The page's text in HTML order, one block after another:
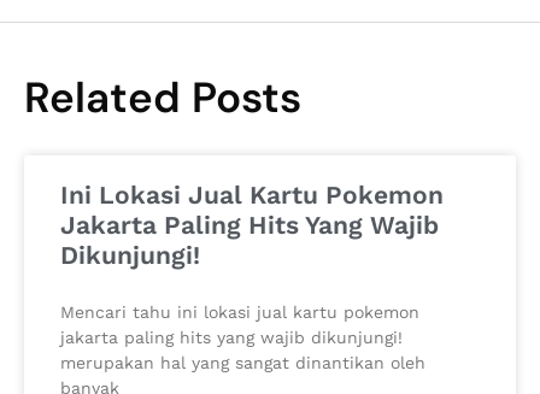
Related Posts
Ini Lokasi Jual Kartu Pokemon
Jakarta Paling Hits Yang Wajib
Dikunjungi!
Mencari tahu ini lokasi jual kartu pokemon
jakarta paling hits yang wajib dikunjungi!
merupakan hal yang sangat dinantikan oleh
banyak